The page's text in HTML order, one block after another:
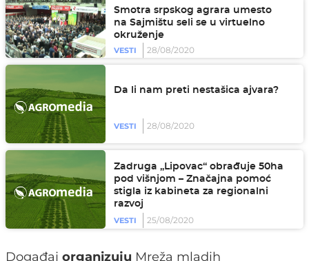
Smotra srpskog agrara umesto
na Sajmištu seli se u virtuelno
okruženje
VESTI
28/08/2020
Da li nam preti nestašica ajvara?
VESTI 28/08/2020
Zadruga „Lipovac“ obrađuje 50ha
pod višnjom – Značajna pomoć
stigla iz kabineta za regionalni
razvoj
VESTI
25/08/2020
Događaj organizuju Mreža mladih